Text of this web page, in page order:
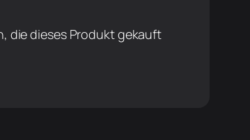
die dieses Produkt gekauft